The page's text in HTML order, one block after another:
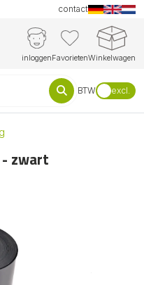
contact
inloggenFavorietenWinkelwagen
BTW excl.
zwart